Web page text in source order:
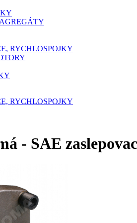
RYCHLOSPOJKY
RYCHLOSPOJKY
- SAE